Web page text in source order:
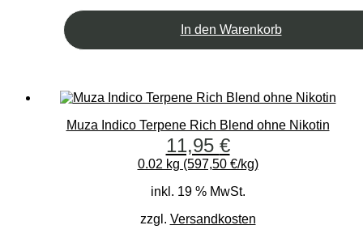
In den Warenkorb
Muza Indico Terpene Rich Blend ohne Nikotin
11,95 €
0.02 kg (597,50 €/kg)
inkl. 19 % MwSt.
zzgl. Versandkosten